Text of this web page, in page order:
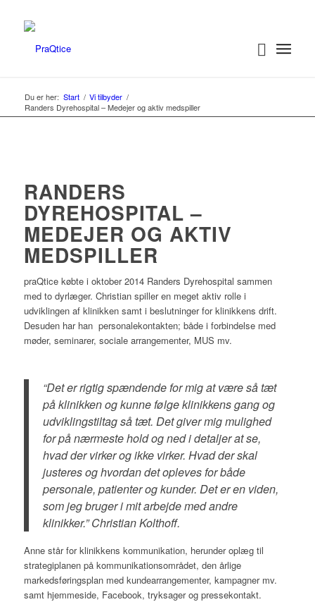
Du er her: Start / Vi tilbyder /
Randers Dyrehospital – Medejer og aktiv medspiller
RANDERS
DYREHOSPITAL –
MEDEJER OG AKTIV
MEDSPILLER
praQtice købte i oktober 2014 Randers Dyrehospital sammen
med to dyrlæger. Christian spiller en meget aktiv rolle i
udviklingen af klinikken samt i beslutninger for klinikkens drift.
Desuden har han personalekontakten; både i forbindelse med
møder, seminarer, sociale arrangementer, MUS mv.
“Det er rigtig spændende for mig at være så tæt
på klinikken og kunne følge klinikkens gang og
udviklingstiltag så tæt. Det giver mig mulighed
for på nærmeste hold og ned i detaljer at se,
hvad der virker og ikke virker. Hvad der skal
justeres og hvordan det opleves for både
personale, patienter og kunder. Det er en viden,
som jeg bruger i mit arbejde med andre
klinikker.”Christian Kolthoff.
Anne står for klinikkens kommunikation, herunder oplæg til
strategiplanen på kommunikationsområdet, den årlige
markedsføringsplan med kundearrangementer, kampagner mv.
samt hjemmeside, Facebook, tryksager og pressekontakt.